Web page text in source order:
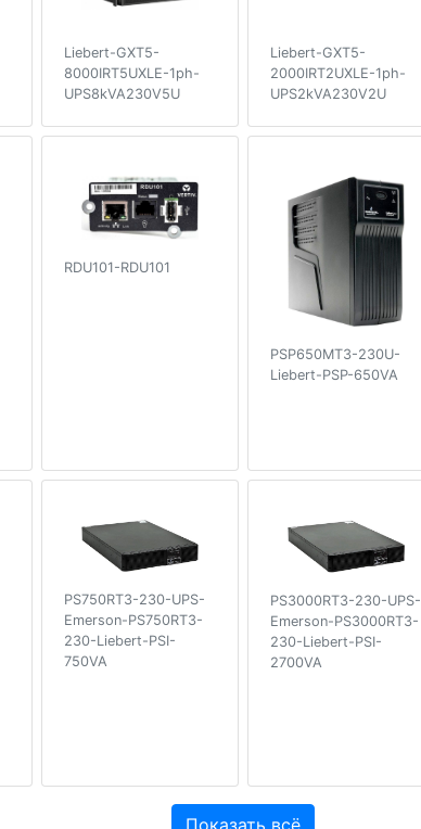
Liebert-GXT5-
8000IRT5UXLE-1ph-
UPS8kVA230V5U
Liebert-GXT5-
2000IRT2UXLE-1ph-
UPS2kVA230V2U
RDU101-RDU101
PSP650MT3-230U-
Liebert-PSP-650VA
PS750RT3-230-UPS-
Emerson-PS750RT3-
230-Liebert-PSI-
750VA
PS3000RT3-230-UPS-
Emerson-PS3000RT3-
230-Liebert-PSI-
2700VA